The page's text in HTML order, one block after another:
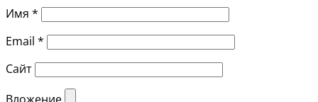
Имя *
Email *
Сайт